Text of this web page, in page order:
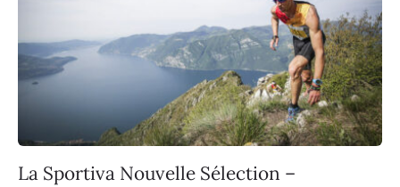
La Sportiva Nouvelle Sélection –